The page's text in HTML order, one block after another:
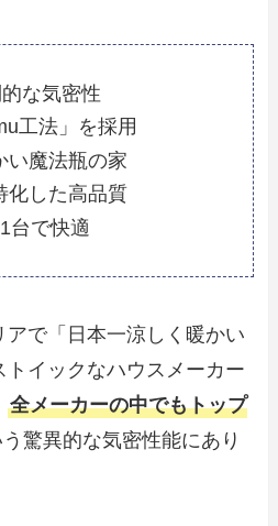
な気密性
工法」を採用
い魔法瓶の家
化した高品質
台で快適
で「日本一涼しく暖かい
イックなハウスメーカー
全メーカーの中でもトップ
う驚異的な気密性能にあり